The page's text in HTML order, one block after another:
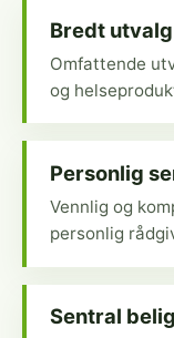
Bredt utvalg
Omfattende
og
Personlig
Vennlig og
personlig
Sentral